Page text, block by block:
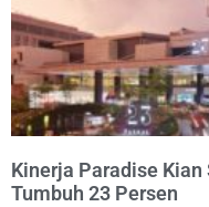
Kinerja Paradise Kian
Tumbuh 23 Persen